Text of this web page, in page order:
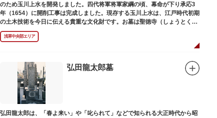
のため玉川上水を開発しました。四代将軍将軍家綱の頃、幕命が下り承応3
年（1654）に開削工事は完成しました。現存する玉川上水は、江戸時代初期
の土木技術を今日に伝える貴重な文化財です。お墓は聖徳寺（しょうとく
じ）にあります。
浅草中央部エリア
弘田龍太郎墓
弘田龍太郎は、「春よ来い」や「叱られて」などで知られる大正時代から昭